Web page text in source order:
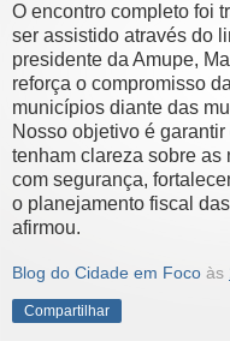
O encontro completo foi
ser assistido através do
presidente da Amupe,
reforça o compromisso
municípios diante das
Nosso objetivo é
tenham clareza sobre
com segurança,
o planejamento fiscal
afirmou.
Blog do Cidade em Foco às
Compartilhar